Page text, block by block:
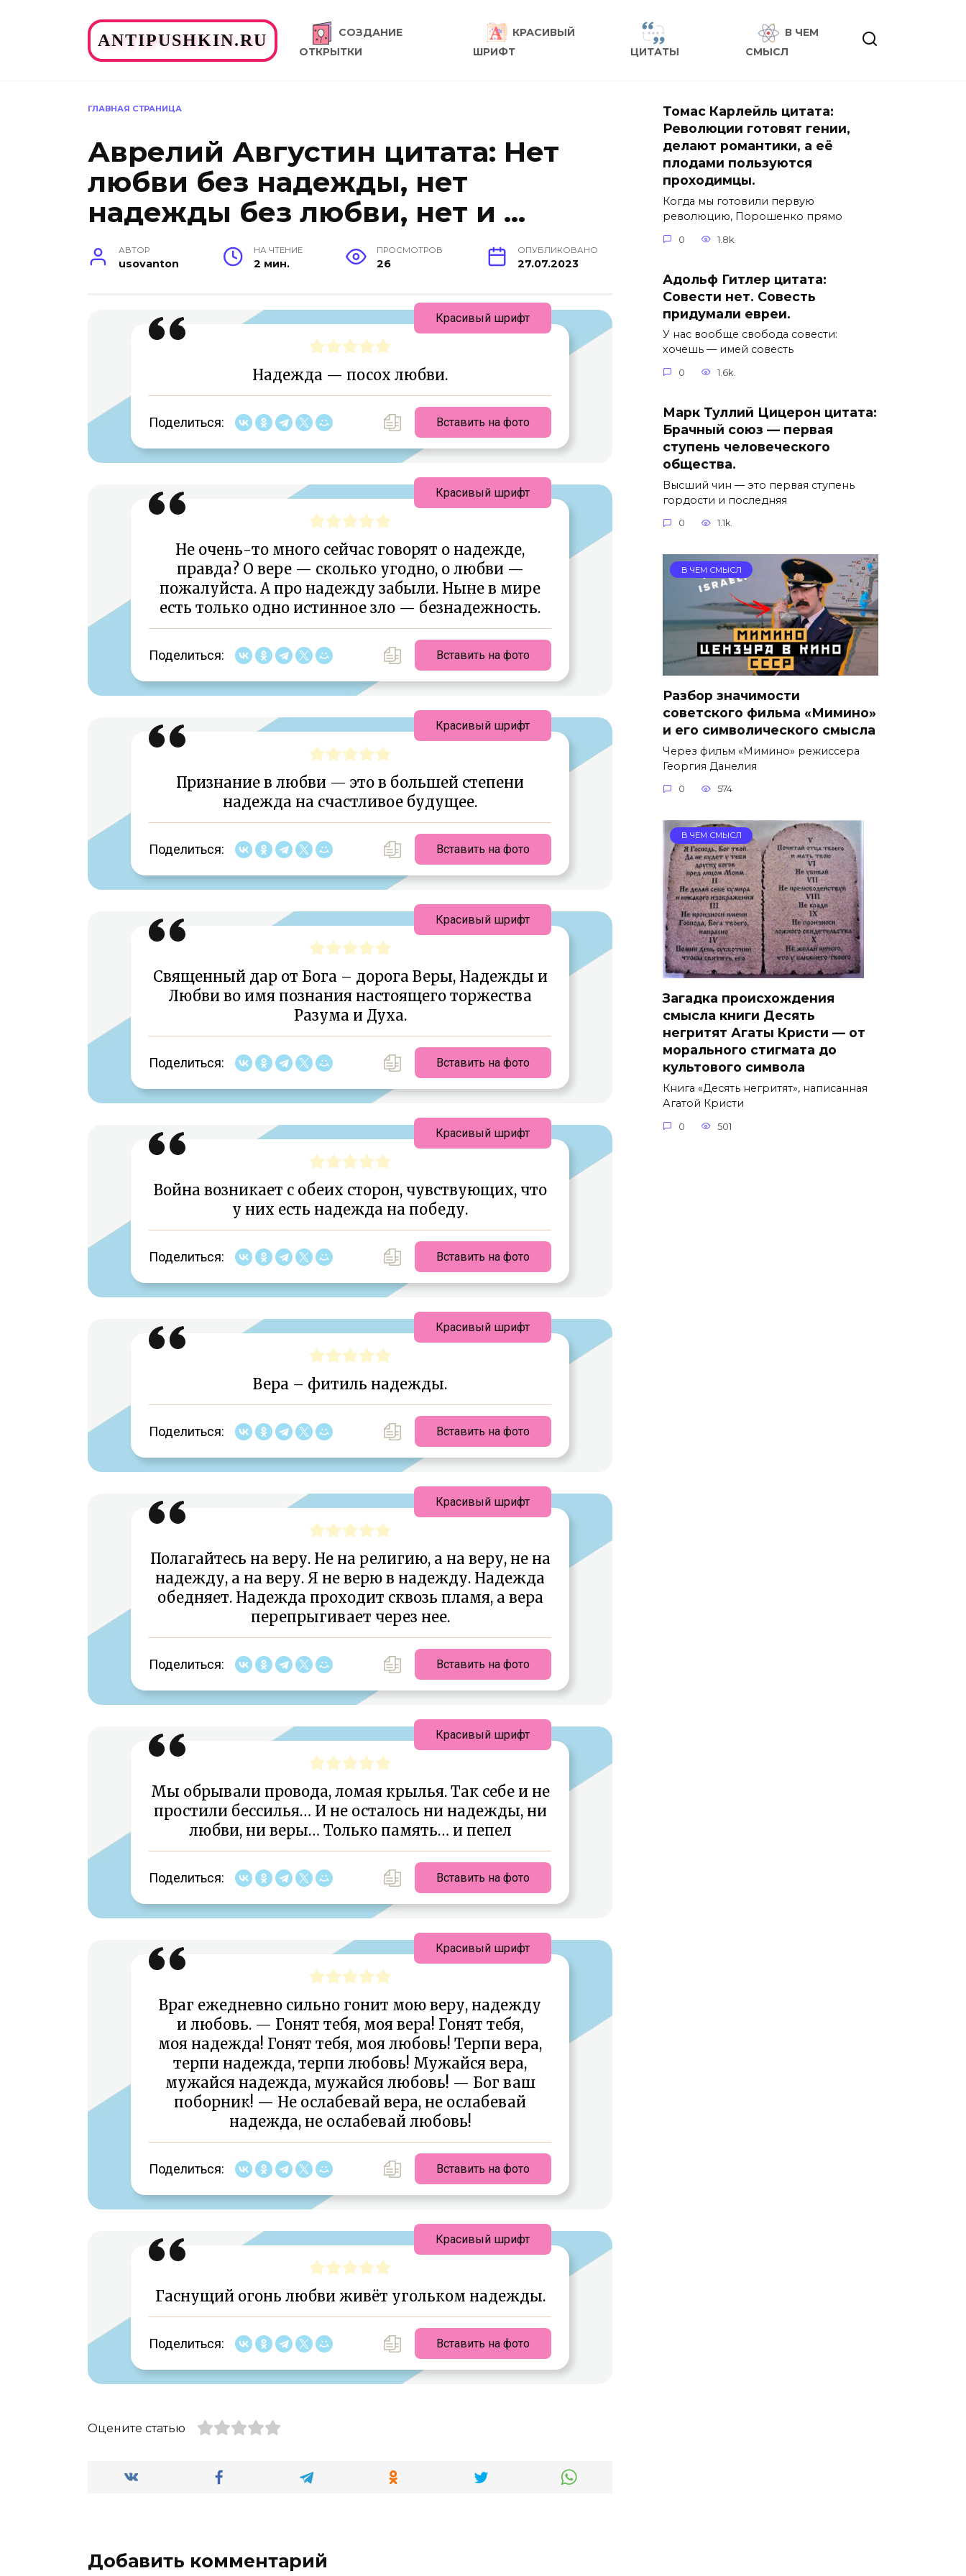
ANTIPUSHKIN.RU
СОЗДАНИЕ
ОТКРЫТКИ
КРАСИВЫЙ
ШРИФТ
ЦИТАТЫ
В ЧЕМ
СМЫСЛ
ГЛАВНАЯ СТРАНИЦА
Аврелий Августин цитата: Нет
любви без надежды, нет
надежды без любви, нет и …
АВТОР
usovanton
НА ЧТЕНИЕ
2 мин.
ПРОСМОТРОВ
26
ОПУБЛИКОВАНО
27.07.2023
Надежда — посох любви.
Поделиться: Вставить на фото
Красивый шрифт
Не очень-то много сейчас говорят о надежде,
правда? О вере — сколько угодно, о любви —
пожалуйста. А про надежду забыли. Ныне в мире
есть только одно истинное зло — безнадежность.
Поделиться: Вставить на фото
Красивый шрифт
Признание в любви — это в большей степени
надежда на счастливое будущее.
Поделиться: Вставить на фото
Красивый шрифт
Священный дар от Бога – дорога Веры, Надежды и
Любви во имя познания настоящего торжества
Разума и Духа.
Поделиться: Вставить на фото
Красивый шрифт
Война возникает с обеих сторон, чувствующих, что
у них есть надежда на победу.
Поделиться: Вставить на фото
Красивый шрифт
Вера – фитиль надежды.
Поделиться: Вставить на фото
Красивый шрифт
Полагайтесь на веру. Не на религию, а на веру, не на
надежду, а на веру. Я не верю в надежду. Надежда
обедняет. Надежда проходит сквозь пламя, а вера
перепрыгивает через нее.
Поделиться: Вставить на фото
Красивый шрифт
Мы обрывали провода, ломая крылья. Так себе и не
простили бессилья… И не осталось ни надежды, ни
любви, ни веры… Только память… и пепел
Поделиться: Вставить на фото
Красивый шрифт
Враг ежедневно сильно гонит мою веру, надежду
и любовь. — Гонят тебя, моя вера! Гонят тебя,
моя надежда! Гонят тебя, моя любовь! Терпи вера,
терпи надежда, терпи любовь! Мужайся вера,
мужайся надежда, мужайся любовь! — Бог ваш
поборник! — Не ослабевай вера, не ослабевай
надежда, не ослабевай любовь!
Поделиться: Вставить на фото
Красивый шрифт
Гаснущий огонь любви живёт угольком надежды.
Поделиться: Вставить на фото
Красивый шрифт
Оцените статью
Добавить комментарий
Томас Карлейль цитата:
Революции готовят гении,
делают романтики, а её
плодами пользуются
проходимцы.
Когда мы готовили первую
революцию, Порошенко прямо
0 1.8k.
Адольф Гитлер цитата:
Совести нет. Совесть
придумали евреи.
У нас вообще свобода совести:
хочешь — имей совесть
0 1.6k.
Марк Туллий Цицерон цитата:
Брачный союз — первая
ступень человеческого
общества.
Высший чин — это первая ступень
гордости и последняя
0 1.1k.
В ЧЕМ СМЫСЛ
Разбор значимости
советского фильма «Мимино»
и его символического смысла
Через фильм «Мимино» режиссера
Георгия Данелия
0 574
В ЧЕМ СМЫСЛ
Загадка происхождения
смысла книги Десять
негритят Агаты Кристи — от
морального стигмата до
культового символа
Книга «Десять негритят», написанная
Агатой Кристи
0 501